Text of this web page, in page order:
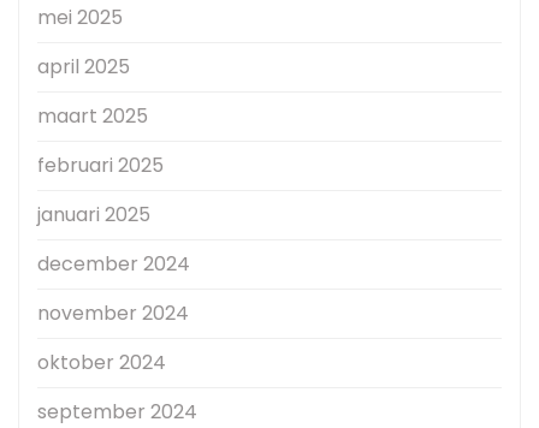
mei 2025
april 2025
maart 2025
februari 2025
januari 2025
december 2024
november 2024
oktober 2024
september 2024